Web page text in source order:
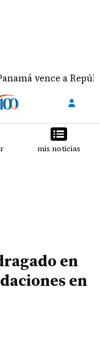
a República
mis noticias
en
en